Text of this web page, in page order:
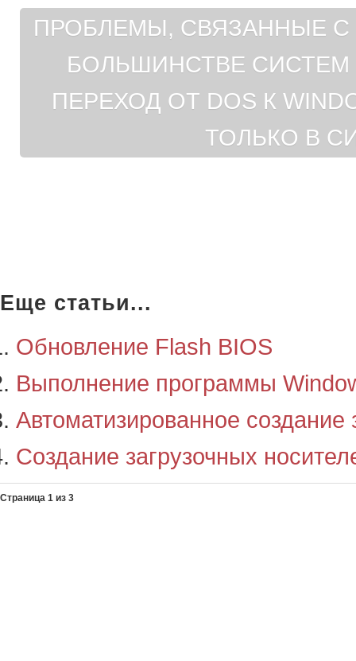
ПРОБЛЕМЫ, СВЯЗАННЫЕ
БОЛЬШИНСТВЕ СИСТЕМ
ПЕРЕХОД ОТ DOS К
ТОЛЬКО В
Еще статьи...
Обновление Flash BIOS
Выполнение программы
Автоматизированное создание
Создание загрузочных
Страница 1 из 3